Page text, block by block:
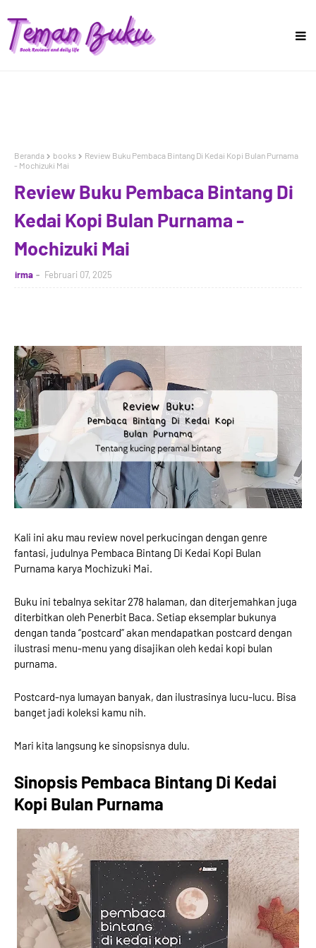
Beranda books
Review Buku Pembaca Bintang Di Kedai Kopi Bulan Purnama
- Mochizuki Mai
Review Buku Pembaca Bintang Di
Kedai Kopi Bulan Purnama -
Mochizuki Mai
irma Februari 07, 2025
Kali ini aku mau review novel perkucingan dengan genre
fantasi, judulnya Pembaca Bintang Di Kedai Kopi Bulan
Purnama karya Mochizuki Mai.
Buku ini tebalnya sekitar 278 halaman, dan diterjemahkan juga
diterbitkan oleh Penerbit Baca. Setiap eksemplar bukunya
dengan tanda “postcard” akan mendapatkan postcard dengan
ilustrasi menu-menu yang disajikan oleh kedai kopi bulan
purnama.
Postcard-nya lumayan banyak, dan ilustrasinya lucu-lucu. Bisa
banget jadi koleksi kamu nih.
Mari kita langsung ke sinopsisnya dulu.
Sinopsis Pembaca Bintang Di Kedai
Kopi Bulan Purnama